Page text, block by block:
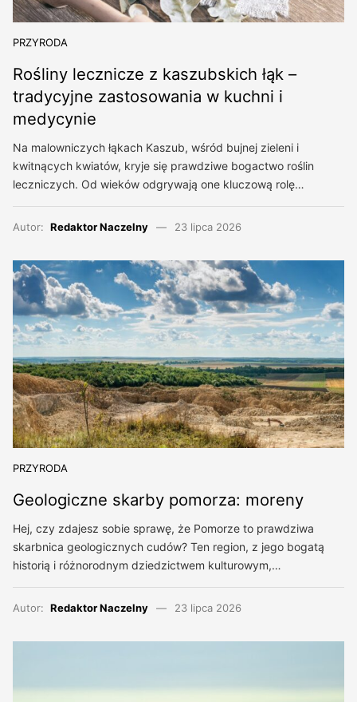
PRZYRODA
Rośliny lecznicze z kaszubskich łąk –
tradycyjne zastosowania w kuchni i
medycynie
Na malowniczych łąkach Kaszub, wśród bujnej zieleni i
kwitnących kwiatów, kryje się prawdziwe bogactwo roślin
leczniczych. Od wieków odgrywają one kluczową rolę…
Autor: Redaktor Naczelny 23 lipca 2026
PRZYRODA
Geologiczne skarby pomorza: moreny
Hej, czy zdajesz sobie sprawę, że Pomorze to prawdziwa
skarbnica geologicznych cudów? Ten region, z jego bogatą
historią i różnorodnym dziedzictwem kulturowym,…
Autor: Redaktor Naczelny 23 lipca 2026